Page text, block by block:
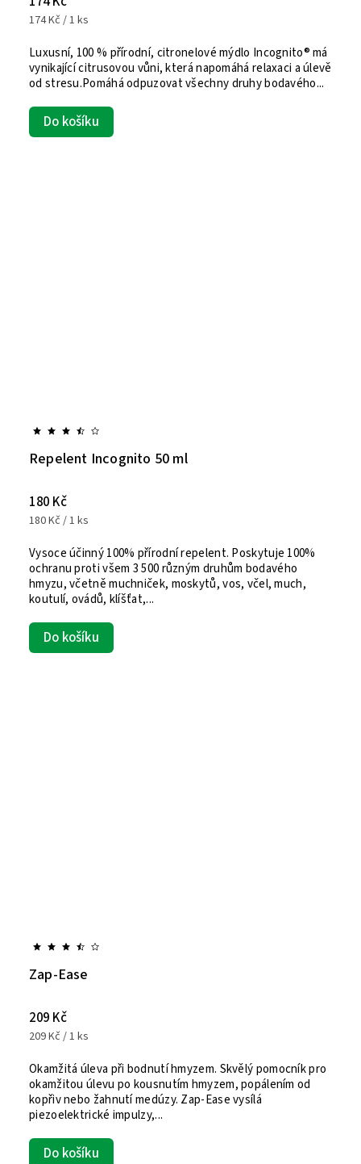
174 Kč / 1 ks
Do košíku
Luxusní, 100 % přírodní, citronelové mýdlo Incognito® má
vynikající citrusovou vůni, která napomáhá relaxaci a úlevě
od stresu.Pomáhá odpuzovat všechny druhy bodavého...
Repelent Incognito 50 ml
180 Kč
180 Kč / 1 ks
Do košíku
Vysoce účinný 100% přírodní repelent. Poskytuje 100%
ochranu proti všem 3 500 různým druhům bodavého
hmyzu, včetně muchniček, moskytů, vos, včel, much,
koutulí, ovádů, klíšťat,...
Zap-Ease
209 Kč
209 Kč / 1 ks
Do košíku
Okamžitá úleva při bodnutí hmyzem. Skvělý pomocník pro
okamžitou úlevu po kousnutím hmyzem, popálením od
kopřiv nebo žahnutí medúzy. Zap-Ease vysílá
piezoelektrické impulzy,...